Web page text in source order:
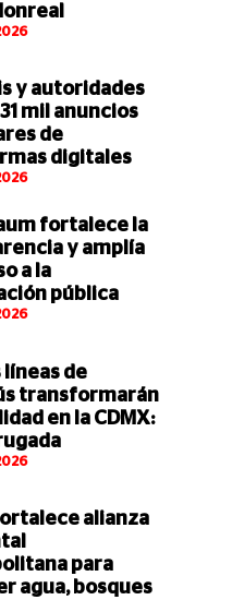
y autoridades
mil anuncios
de
digitales
fortalece la
y amplía
a la
pública
líneas de
transformarán
en la CDMX:
alianza
para
agua, bosques